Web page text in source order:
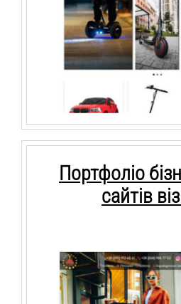
Портфоліо
сайтів